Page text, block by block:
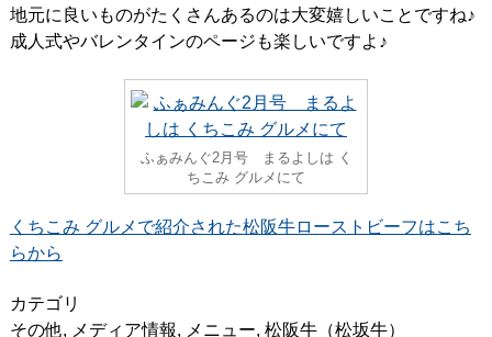
地元に良いものがたくさんあるのは大変嬉しいことですね♪
成人式やバレンタインのページも楽しいですよ♪
ふぁみんぐ2月号 まるよしは く
ちこみ グルメにて
くちこみ グルメで紹介された松阪牛ローストビーフはこち
らから
カテゴリ
その他, メディア情報, メニュー, 松阪牛（松坂牛）